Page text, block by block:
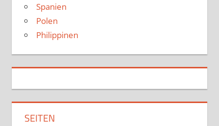
Spanien
Polen
Philippinen
SEITEN